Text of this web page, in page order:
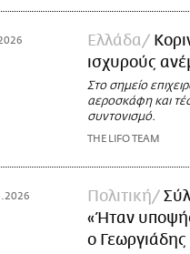
Ελλάδα
ισχυρούς
Στο σημείο
αεροσκάφη και
συντονισμό.
THE LIFO TEAM
Πολιτική
«Ήταν
ο Γεωργιάδης